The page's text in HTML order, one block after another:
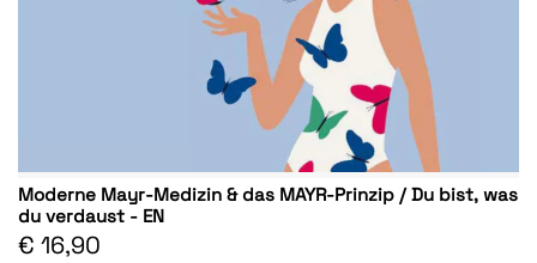
Moderne Mayr-Medizin & das MAYR-Prinzip / Du bist, was
du verdaust - EN
€ 16,90